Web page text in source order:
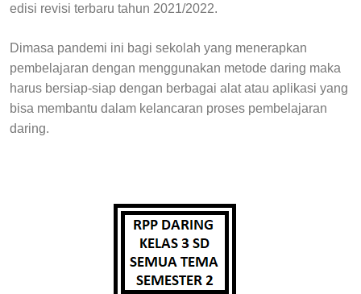
edisi revisi terbaru tahun 2021/2022.
Dimasa pandemi ini bagi sekolah yang menerapkan
pembelajaran dengan menggunakan metode daring maka
harus bersiap-siap dengan berbagai alat atau aplikasi yang
bisa membantu dalam kelancaran proses pembelajaran
daring.